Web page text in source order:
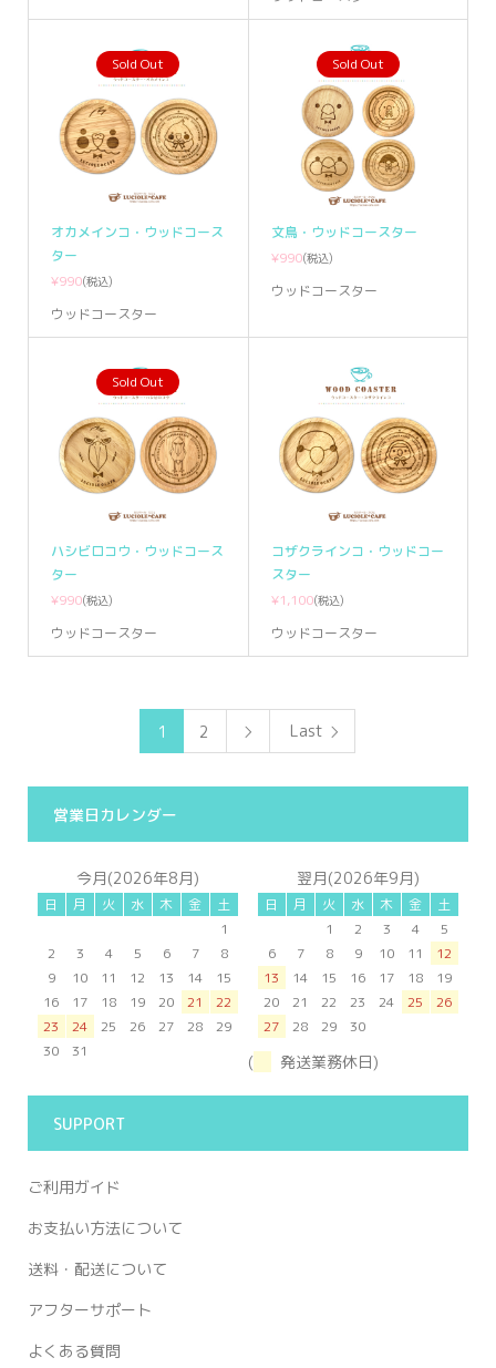
Sold Out
オカメインコ・ウッドコース
ター
¥990(税込)
ウッドコースター
Sold Out
文鳥・ウッドコースター
¥990(税込)
ウッドコースター
Sold Out
ハシビロコウ・ウッドコース
ター
¥990(税込)
ウッドコースター
コザクラインコ・ウッドコー
スター
¥1,100(税込)
ウッドコースター
1 2  Last
営業日カレンダー
今月(2026年8月)
日 月 火 水 木 金
土
1
2
3 4 5 6 7
8
9
10 11 12 13 14
15
16
17 18 19 20 21
22
23
24 25 26 27 28
29
30
31
翌月(2026年9月)
日 月 火 水 木 金
土
1
2 3 4
5
6
7 8 9 10 11
12
13
14 15 16 17 18
19
20
21 22 23 24 25
26
27
28 29 30
( 発送業務休日)
SUPPORT
ご利用ガイド
お支払い方法について
送料・配送について
アフターサポート
よくある質問